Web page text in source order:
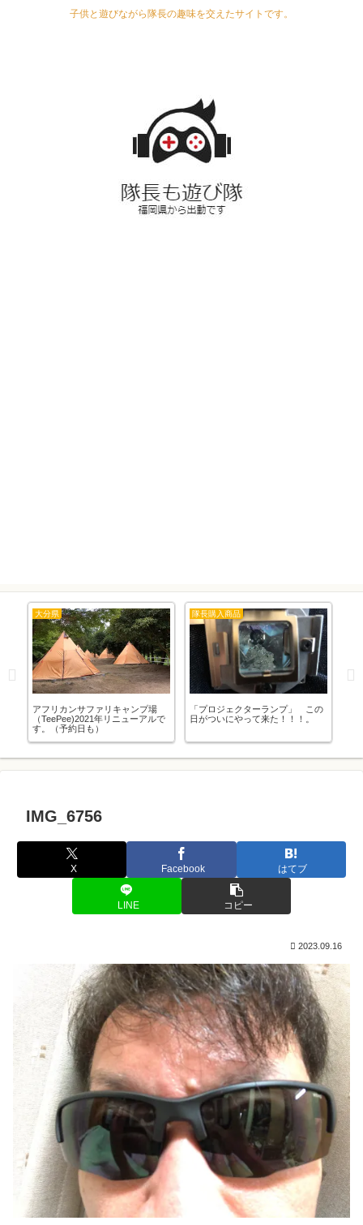
子供と遊びながら隊長の趣味を交えたサイトです。
大分県
アフリカンサファリキャンプ場
（TeePee)2021年リニューアルで
す。（予約日も）
隊長購入商品
「プロジェクターランプ」 この
日がついにやって来た！！！。
IMG_6756
X Facebook はてブ
LINE コピー
2023.09.16